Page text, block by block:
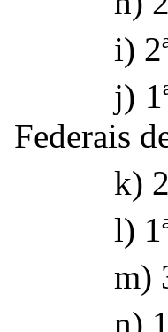
i)
j)
Federais
k)
l)
m)
n)